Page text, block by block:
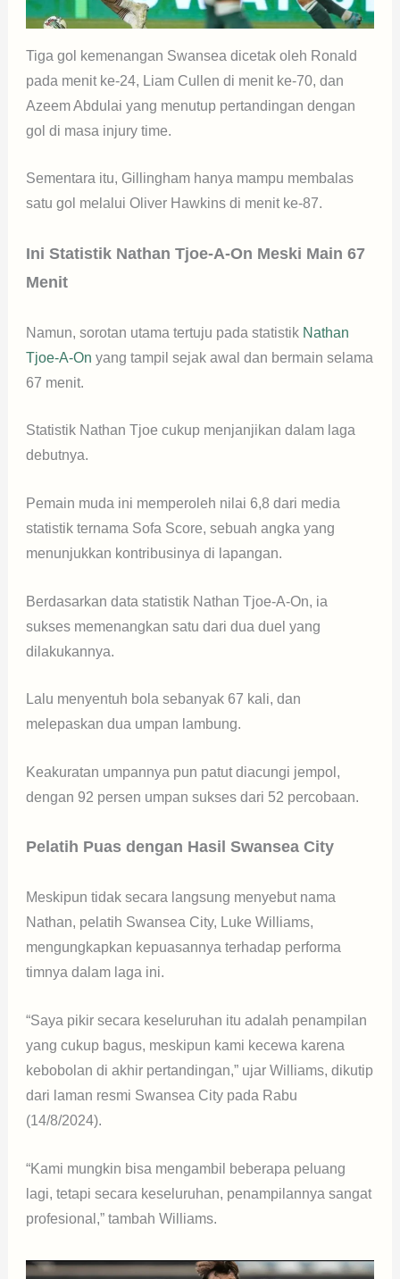
Tiga gol kemenangan Swansea dicetak oleh Ronald
pada menit ke-24, Liam Cullen di menit ke-70, dan
Azeem Abdulai yang menutup pertandingan dengan
gol di masa injury time.
Sementara itu, Gillingham hanya mampu membalas
satu gol melalui Oliver Hawkins di menit ke-87.
Ini Statistik Nathan Tjoe-A-On Meski Main 67
Menit
Namun, sorotan utama tertuju pada statistikNathan
Tjoe-A-On yang tampil sejak awal dan bermain selama
67 menit.
Statistik Nathan Tjoe cukup menjanjikan dalam laga
debutnya.
Pemain muda ini memperoleh nilai 6,8 dari media
statistik ternama Sofa Score, sebuah angka yang
menunjukkan kontribusinya di lapangan.
Berdasarkan data statistik Nathan Tjoe-A-On, ia
sukses memenangkan satu dari dua duel yang
dilakukannya.
Lalu menyentuh bola sebanyak 67 kali, dan
melepaskan dua umpan lambung.
Keakuratan umpannya pun patut diacungi jempol,
dengan 92 persen umpan sukses dari 52 percobaan.
Pelatih Puas dengan Hasil Swansea City
Meskipun tidak secara langsung menyebut nama
Nathan, pelatih Swansea City, Luke Williams,
mengungkapkan kepuasannya terhadap performa
timnya dalam laga ini.
“Saya pikir secara keseluruhan itu adalah penampilan
yang cukup bagus, meskipun kami kecewa karena
kebobolan di akhir pertandingan,” ujar Williams, dikutip
dari laman resmi Swansea City pada Rabu
(14/8/2024).
“Kami mungkin bisa mengambil beberapa peluang
lagi, tetapi secara keseluruhan, penampilannya sangat
profesional,” tambah Williams.